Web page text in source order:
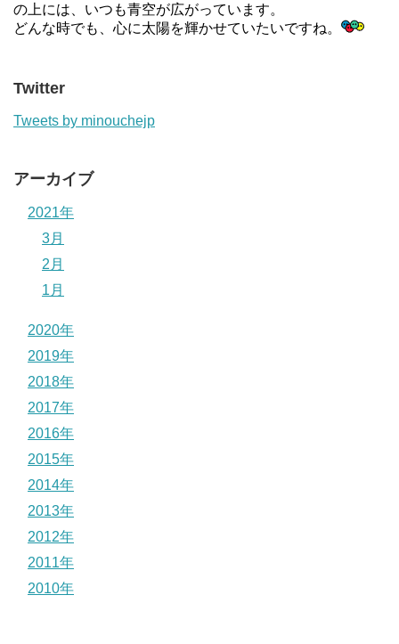
の上には、いつも青空が広がっています。
どんな時でも、心に太陽を輝かせていたいですね。
Twitter
Tweets by minouchejp
アーカイブ
2021年
3月
2月
1月
2020年
2019年
2018年
2017年
2016年
2015年
2014年
2013年
2012年
2011年
2010年